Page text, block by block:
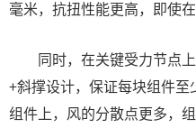
毫米，抗扭性能更高，即使
同时，在关键受力节点
+斜撑设计，保证每块组件
组件上，风的分散点更多，